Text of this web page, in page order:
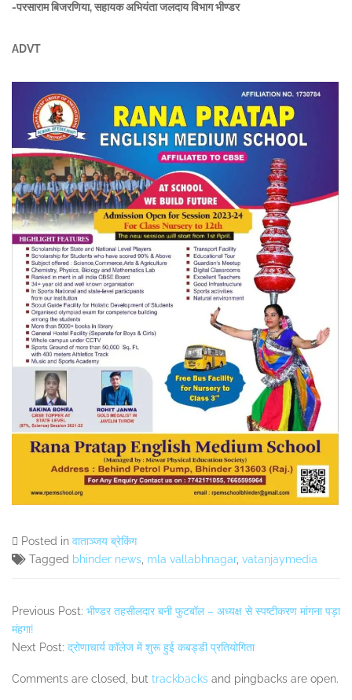
-परसाराम बिजरणिया, सहायक अभियंता जलदाय विभाग भीण्डर
ADVT
Posted in वाताञ्जय ब्रेकिंग
Tagged bhinder news mla vallabhnagar, vatanjaymedia
Previous Post: भीण्डर तहसीलदार बनी फुटबॉल – अध्यक्ष से स्पष्टीकरण मांगना पड़ा
मंहगा!
Next Post: द्रोणाचार्य कॉलेज में शुरू हुई कबड्डी प्रतियोगिता
Comments are closed, but trackbacks and pingbacks are open.